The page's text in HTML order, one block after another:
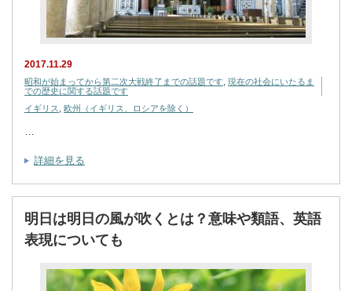
2017.11.29
昭和が始まってから第二次大戦終了までの話題です 現在の社会にいたるま
での歴史に関する話題です
イギリス
欧州（イギリス、ロシアを除く）
詳細を見る
明日は明日の風が吹くとは？意味や類語、英語
表現についても